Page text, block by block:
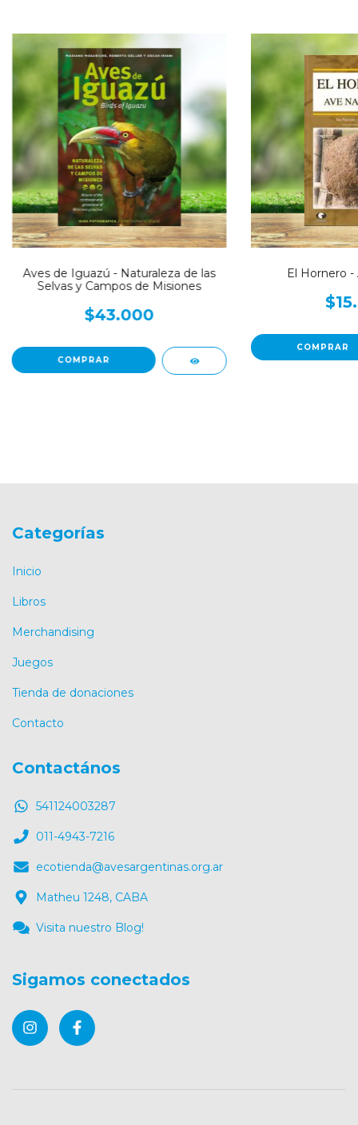
Aves de Iguazú - Naturaleza de las
Selvas y Campos de Misiones
$43.000
El Hornero
Categorías
Inicio
Libros
Merchandising
Juegos
Tienda de donaciones
Contacto
Contactános
541124003287
011-4943-7216
ecotienda@avesargentinas.org.ar
Matheu 1248, CABA
Visita nuestro Blog!
Sigamos conectados